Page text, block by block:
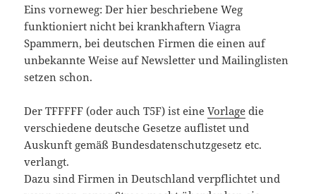
Eins vorneweg: Der hier beschriebene Weg
funktioniert nicht bei krankhaftern Viagra
Spammern, bei deutschen Firmen die einen auf
unbekannte Weise auf Newsletter und Mailinglisten
setzen schon.
Der TFFFFF (oder auch T5F) ist eineVorlage die
verschiedene deutsche Gesetze auflistet und
Auskunft gemäß Bundesdatenschutzgesetz etc.
verlangt.
Dazu sind Firmen in Deutschland verpflichtet und